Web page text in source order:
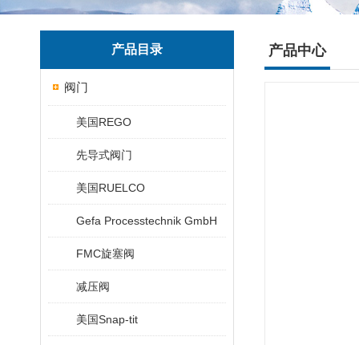
产品目录
阀门
美国REGO
先导式阀门
美国RUELCO
Gefa Processtechnik GmbH
FMC旋塞阀
减压阀
美国Snap-tit
产品中心